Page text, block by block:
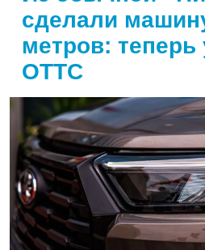
сделали
метров: теперь
ОТТС